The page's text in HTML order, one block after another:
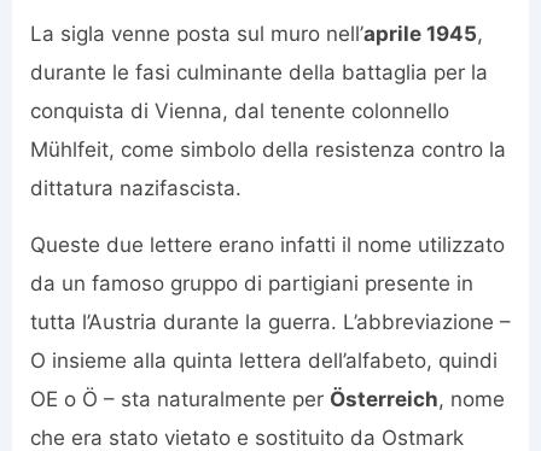
La sigla venne posta sul muro nell’aprile 1945,
durante le fasi culminante della battaglia per la
conquista di Vienna, dal tenente colonnello
Mühlfeit, come simbolo della resistenza contro la
dittatura nazifascista.
Queste due lettere erano infatti il nome utilizzato
da un famoso gruppo di partigiani presente in
tutta l’Austria durante la guerra. L’abbreviazione –
O insieme alla quinta lettera dell’alfabeto, quindi
OE o Ö – sta naturalmente per Österreich, nome
che era stato vietato e sostituito da Ostmark